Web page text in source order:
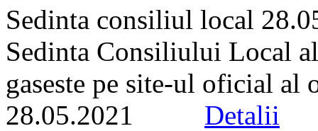
Sedinta consiliul local
Sedinta Consiliului Local
gaseste pe site-ul oficial al
28.05.2021 Detalii